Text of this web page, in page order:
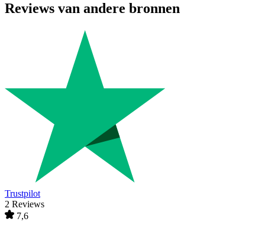
Reviews van andere bronnen
Trustpilot
2 Reviews
7,6